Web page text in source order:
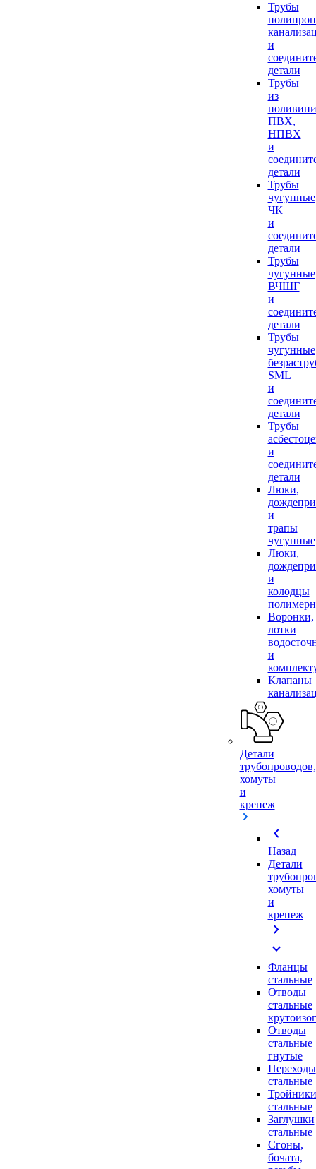
Трубы
и
детали
Трубы
из
ПВХ,
НПВХ
и
детали
Трубы
чугунные
ЧК
и
детали
Трубы
чугунные
ВЧШГ
и
детали
Трубы
чугунные
SML
и
детали
Трубы
и
детали
Люки,
и
трапы
чугунные
Люки,
и
колодцы
Воронки,
лотки
и
Клапаны
Детали
трубопроводов,
хомуты
и
крепеж
chevron_left
Назад
Детали
хомуты
и
крепеж
chevron_right
expand_more
Фланцы
стальные
Отводы
стальные
Отводы
стальные
гнутые
Переходы
стальные
Тройники
стальные
Заглушки
стальные
Сгоны,
бочата,